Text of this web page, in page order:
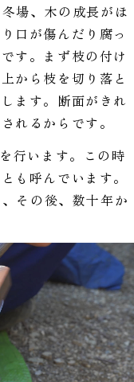
場、木の成長がほ
口が傷んだり腐っ
す。まず枝の付け
から枝を切り落と
ます。断面がきれ
れるからです。
行います。この時
も呼んでいます。
その後、数十年か